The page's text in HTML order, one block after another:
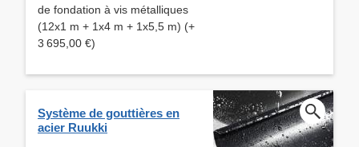
de fondation à vis métalliques
(12x1 m + 1x4 m + 1x5,5 m) (+
3 695,00 €)
Système de gouttières en
acier Ruukki